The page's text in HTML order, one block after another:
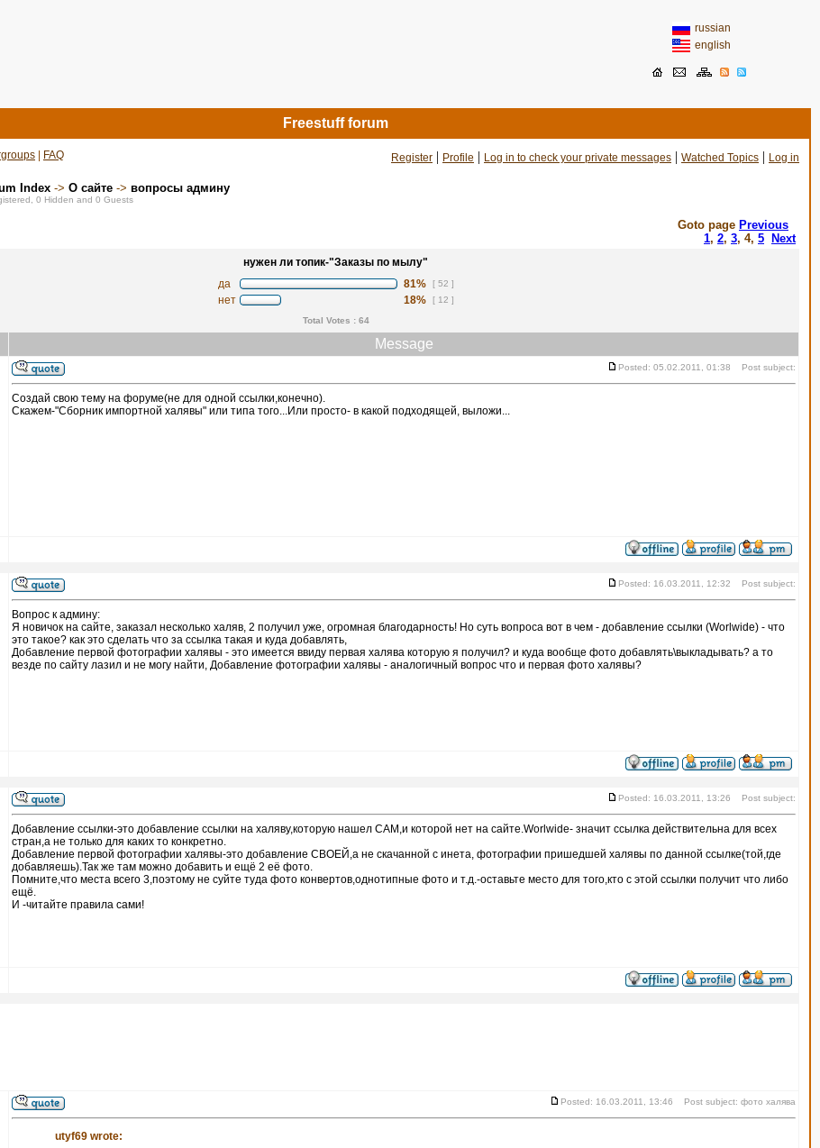
russian
english
Freestuff forum
FAQ Register | Profile | Log in to check your private messages | Watched Topics | Log in
Index -> О сайте -> вопросы админу
0 Hidden and 0 Guests
Goto page Previous
1, 2, 3, 4, 5 Next
нужен ли топик-"Заказы по мылу"
да
81% [ 52 ]
нет 18% [ 12 ]
Total Votes : 64
Message
Posted: 05.02.2011, 01:38 Post subject:
Создай свою тему на форуме(не для одной ссылки,конечно).
Скажем-"Сборник импортной халявы" или типа того...Или просто- в какой подходящей, выложи...
Posted: 16.03.2011, 12:32 Post subject:
Вопрос к админу:
Я новичок на сайте, заказал несколько халяв, 2 получил уже, огромная благодарность! Но суть вопроса вот в чем - добавление ссылки (Worlwide) - что
это такое? как это сделать что за ссылка такая и куда добавлять,
Добавление первой фотографии халявы - это имеется ввиду первая халява которую я получил? и куда вообще фото добавлять\выкладывать? а то
везде по сайту лазил и не могу найти, Добавление фотографии халявы - аналогичный вопрос что и первая фото халявы?
Posted: 16.03.2011, 13:26 Post subject:
Добавление ссылки-это добавление ссылки на халяву,которую нашел САМ,и которой нет на сайте.Worlwide- значит ссылка действительна для всех
стран,а не только для каких то конкретно.
Добавление первой фотографии халявы-это добавление СВОЕЙ,а не скачанной с инета, фотографии пришедшей халявы по данной ссылке(той,где
добавляешь).Так же там можно добавить и ещё 2 её фото.
Помните,что места всего 3,поэтому не суйте туда фото конвертов,однотипные фото и т.д.-оставьте место для того,кто с этой ссылки получит что либо
ещё.
И -читайте правила сами!
Posted: 16.03.2011, 13:46 Post subject: фото халява
utyf69 wrote: